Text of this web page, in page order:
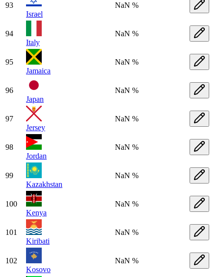
93
Israel
NaN %
94
Italy
NaN %
95
Jamaica
NaN %
96
Japan
NaN %
97
Jersey
NaN %
98
Jordan
NaN %
99
Kazakhstan
NaN %
100
Kenya
NaN %
101
Kiribati
NaN %
102
Kosovo
NaN %